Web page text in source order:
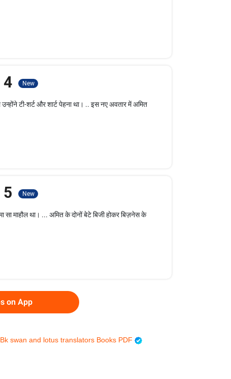
4 New
टी-शर्ट और शार्ट पेहना था। .. इस नए अवतार में अमित
5 New
माहौल था। ... अमित के दोनों बेटे बिजी होकर बिज़नेस के
on App
Bk swan and lotus translators Books PDF